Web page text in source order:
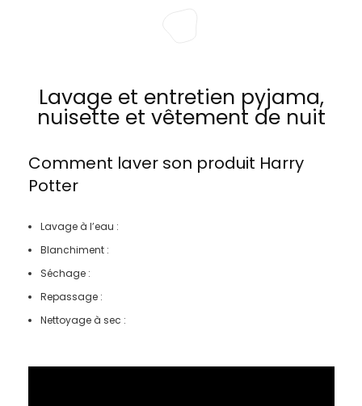
Lavage et entretien pyjama,
nuisette et vêtement de nuit
Comment laver son produit Harry
Potter
Lavage à l’eau :
Blanchiment :
Séchage :
Repassage :
Nettoyage à sec :